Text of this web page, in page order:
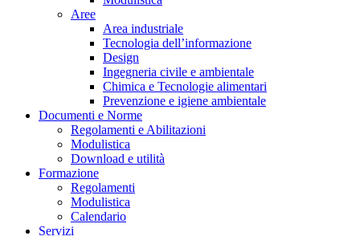
Aree
Area industriale
Tecnologia dell’informazione
Design
Ingegneria civile e ambientale
Chimica e Tecnologie alimentari
Prevenzione e igiene ambientale
Documenti e Norme
Regolamenti e Abilitazioni
Modulistica
Download e utilità
Formazione
Regolamenti
Modulistica
Calendario
Servizi